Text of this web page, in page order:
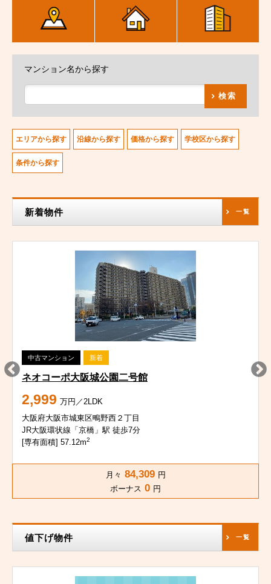
マンション名から探す
検索
エリアから探す 沿線から探す 価格から探す 学校区から探す
条件から探す
新着物件 一覧
中古マンション 新着
ネオコーポ大阪城公園二号館
2,999 万円／2LDK
大阪府大阪市城東区鴫野西２丁目
JR大阪環状線「京橋」駅 徒歩7分
[専有面積] 57.12m2
月々 84,309 円
ボーナス 0 円
値下げ物件 一覧